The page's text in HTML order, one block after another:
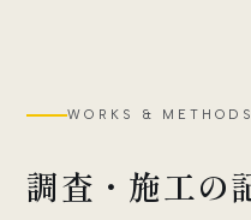
WORKS & METHODS
調査・施工の